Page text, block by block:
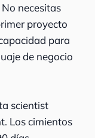
No necesitas
proyecto
para
de negocio
scientist
Los cimientos